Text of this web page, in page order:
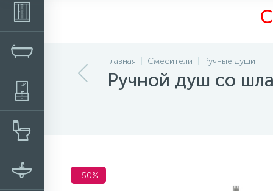
Главная Смесители Ручные души
Ручной душ со
-50%